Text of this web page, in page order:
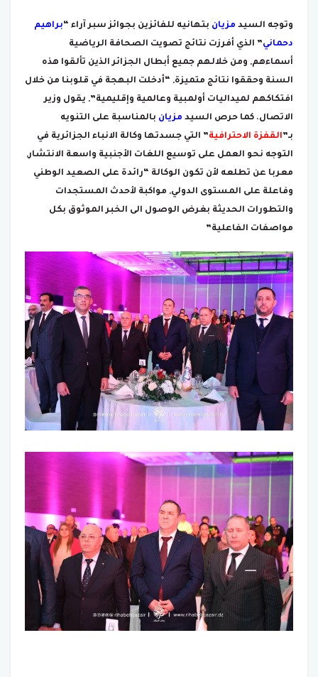
وتوجه السيد مزيان بتهانيه للفائزين بجوائز سبر آراء “براهيم
دحماني” الذي أفرزت نتائج تصويت الصحافة الرياضية
أسماءهم, ومن خلالهم جميع أبطال الجزائر الذين تألقوا هذه
السنة وحققوا نتائج متميزة, “أدخلت البهجة في قلوبنا من خلال
افتكاكهم لميداليات أولمبية وعالمية وإقليمية”, يقول وزير
الاتصال. كما حرص السيد مزيان بالمناسبة على التنويه
بـ”القفزة الاحترافية” التي جسدتها وكالة الانباء الجزائرية في
التوجه نحو العمل على توسيع اللغات الأجنبية واسعة الانتشار,
معربا عن تطلعه لأن تكون الوكالة “رائدة على الصعيد الوطني
وفاعلة على المستوى الدولي, مواكبة لأحدث المستجدات
والتطورات الحديثة بغرض الوصول الى الخبر الموثوق بكل
مواصفات الفاعلية”